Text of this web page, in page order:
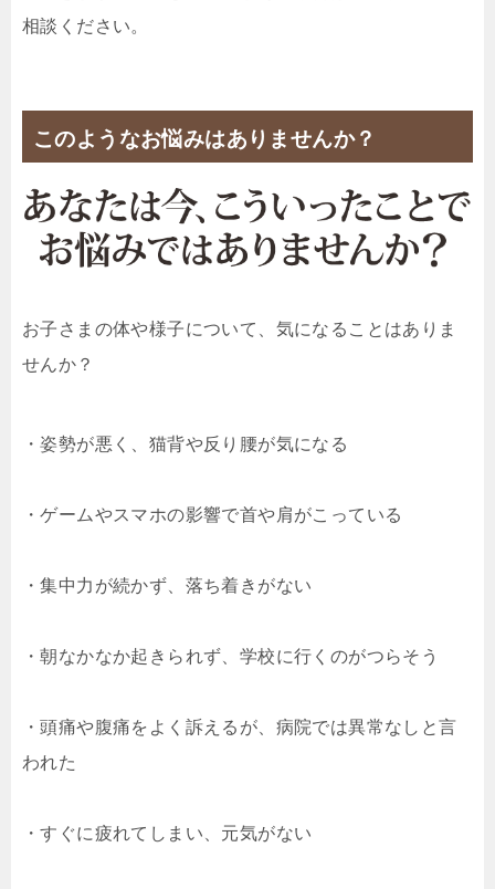
相談ください。
このようなお悩みはありませんか？
お子さまの体や様子について、気になることはありま
せんか？
・姿勢が悪く、猫背や反り腰が気になる
・ゲームやスマホの影響で首や肩がこっている
・集中力が続かず、落ち着きがない
・朝なかなか起きられず、学校に行くのがつらそう
・頭痛や腹痛をよく訴えるが、病院では異常なしと言
われた
・すぐに疲れてしまい、元気がない